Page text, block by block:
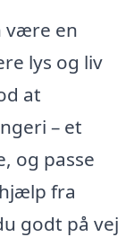
være en
lys og liv
at
– et
og passe
fra
godt på vej